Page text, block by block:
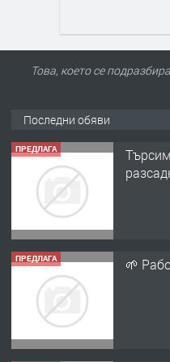
Това, което се
Последни обяви
ПРЕДЛАГА
ПРЕДЛАГА 🌱